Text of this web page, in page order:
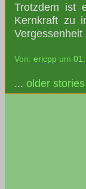
Trotzdem ist
Kernkraft zu
Vergessenheit
Von: ericpp um
... older stories